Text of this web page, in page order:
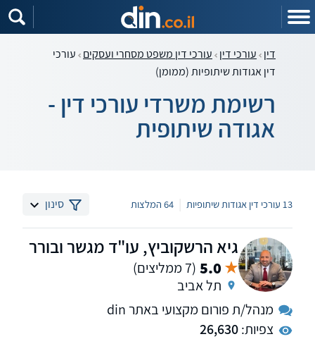
דין עורכי דין עורכי דין משפט מסחרי ועסקים עורכי
דין אגודות שיתופיות (ממומן)
רשימת משרדי עורכי דין -
אגודה שיתופית
13 עורכי דין אגודות שיתופיות 64 המלצות סינון
גיא הרשקוביץ, עו"ד מגשר ובורר
5.0 (7 ממליצים)
תל אביב
מנהל/ת פורום מקצועי באתר din
צפיות:26,630